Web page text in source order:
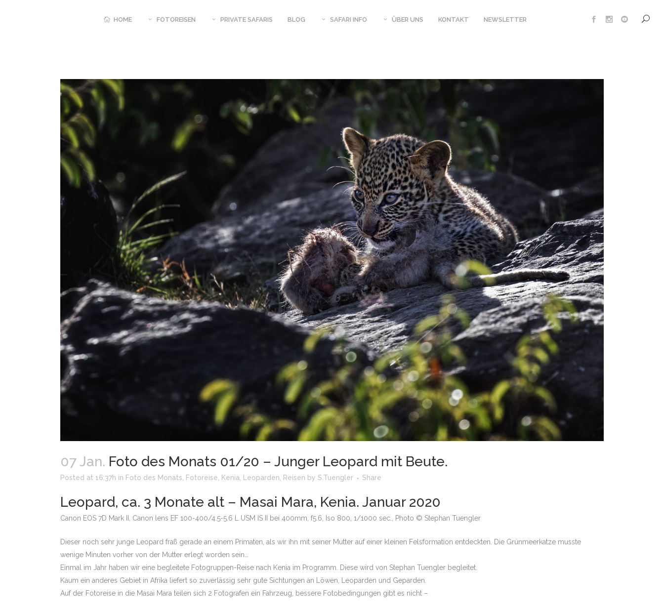
HOME FOTOREISEN
GANZJAEHRIG BUCHBAR UGANDA
MÄRZ BIS JUNI INDIEN – 3 WOCHEN
TIGER INTENSIV PLUS TAJ
JUNI – OKTOBER SIMBABWE –
FOTOEXPEDITION MAGISCHES MANA
10.08. – 21.08.2026 BRASILIEN –
PANTANAL HIGHLIGHTS
20.08. – 31.08.2026 SAMBIA – SOUTH
LUANGWA NP MIT STEPHAN
TUENGLER
08.11. – 19.11.2026 KENIA – MASAI
MARA MIT STEPHAN TUENGLER
19.11. – 29.11.2026 BOTSWANA –
DUBA & SELINDA MIT STEPHAN
TUENGLER
30.04. – 14.05.2027 SUEDAFRIKA –
KALAHARI WÜSTE MIT STEPHAN
TUENGLER
31.05. – 12.06.2027 BOTSWANA –
CHOBE UND OKAVANGODELTA, PRIV.
ZELTCAMPS -TOUR 2-
07.09. – 16.09.2027 SIMBABWE –
MANA POOLS LODGESAFARI MIT
13.11. – 23.11.2027 SÜDAFRIKA – MALA
KONZESSION
SÜDAFRIKA – KALAHARI WÜSTE
OKAVANGODELTA – TOUR 1 –
PRIVATE SAFARIS
SIMBABWE – MAGISCHES MANA
SAMBIA – LUANGWA RIVER JOURNEYS
UGANDA UND RUANDA – PRIMATEN
BLOG SAFARI INFO
SAFARI KALENDER
BOTSWANA TIERSICHTUNGEN 2020
BOTSWANA TIERSICHTUNGEN 2019
BOTSWANA TIERSICHTUNGEN 2018
BOTSWANA TIERSICHTUNGEN 2017
FOTOSAFARI IN AFRIKA, TIPPS
ÜBER UNS
BOTSWANA – SAVUTE SAFARI LODGE
BOTSWANA – CAMP XAKANAXA
PHOTOEQUIPMENT
PHOTO LEIHEQUIPMENT
REISEVERSICHERUNG
PHOTO VERSICHERUNG
KONTAKT NEWSLETTER
07 Jan. Foto des Monats 01/20 – Junger Leopard mit Beute.
Posted at 16:37h in Foto des Monats, Fotoreise, Kenia, Leoparden, Reisen by S.Tuengler Share
Leopard, ca. 3 Monate alt – Masai Mara, Kenia. Januar 2020
Canon EOS 7D Mark II, Canon lens EF 100-400/4.5-5.6 L USM IS II bei 400mm, f5.6, Iso 800, 1/1000 sec., Photo © Stephan Tuengler
Dieser noch sehr junge Leopard fraß gerade an einem Primaten, als wir ihn mit seiner Mutter auf einer kleinen Felsformation entdeckten. Die Grünmeerkatze musste
wenige Minuten vorher von der Mutter erlegt worden sein…
Einmal im Jahr haben wir eine begleitete Fotogruppen-Reise nach Kenia im Programm. Diese wird von Stephan Tuengler begleitet.
Kaum ein anderes Gebiet in Afrika liefert so zuverlässig sehr gute Sichtungen an Löwen, Leoparden und Geparden.
Auf der Fotoreise in die Masai Mara teilen sich 2 Fotografen ein Fahrzeug, bessere Fotobedingungen gibt es nicht –